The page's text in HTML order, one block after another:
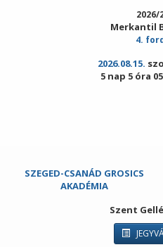
2026/
Merkantil
4.
2026.08.15.
5 nap 5 óra
SZEGED-CSANÁD GROSICS
AKADÉMIA
Szent